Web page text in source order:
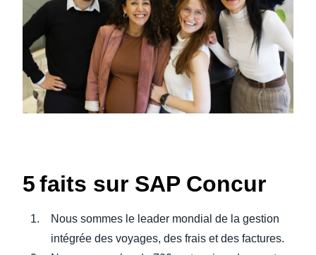
5 faits sur SAP Concur
Nous sommes le leader mondial de la gestion
intégrée des voyages, des frais et des factures.